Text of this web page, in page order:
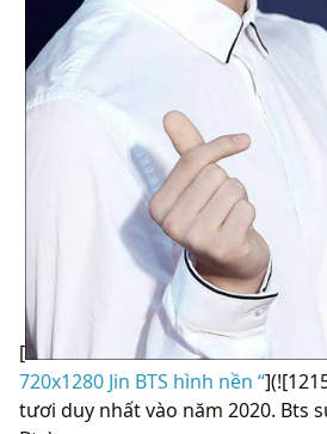
[
720x1280 Jin BTS hình nền “
tươi duy nhất vào năm 2020. Bts